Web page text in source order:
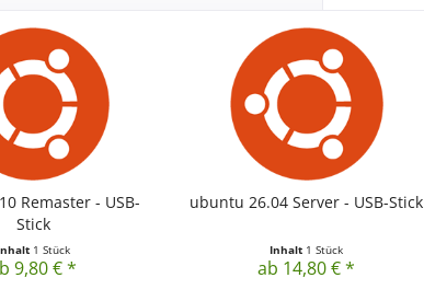
Remaster - USB-
Stick
1 Stück
9,80 € *
ubuntu 26.04 Server - USB-Stick
Inhalt 1 Stück
ab 14,80 € *